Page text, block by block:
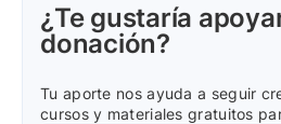
¿Te gustaría
donación?
Tu aporte nos ayuda a seguir
cursos y materiales gratuitos